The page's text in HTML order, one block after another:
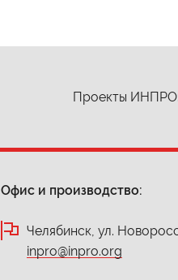
Проекты ИНПРО:
Офис и производство:
Челябинск, ул.
inpro@inpro.org